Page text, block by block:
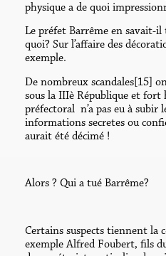
physique a de quoi
Le préfet Barrême en savait-
quoi? Sur l’affaire des
exemple.
De nombreux scandales[15]
sous la IIIè République et fort
préfectoral n’a pas eu à subir
informations secretes ou
aurait été décimé !
Alors ? Qui a tué Barrême?
Certains suspects tiennent la
exemple Alfred Foubert, fils